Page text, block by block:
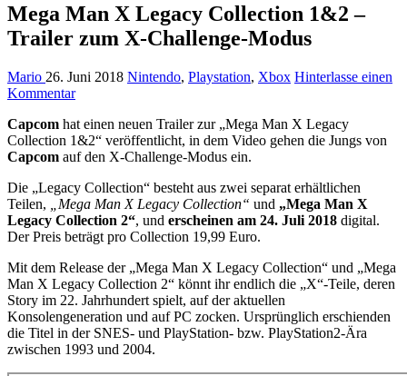
Mega Man X Legacy Collection 1&2 –
Trailer zum X-Challenge-Modus
Mario 26. Juni 2018 Nintendo, Playstation, Xbox Hinterlasse einen
Kommentar
Capcom hat einen neuen Trailer zur „Mega Man X Legacy
Collection 1&2“ veröffentlicht, in dem Video gehen die Jungs von
Capcom auf den X-Challenge-Modus ein.
Die „Legacy Collection“ besteht aus zwei separat erhältlichen
Teilen,
„Mega Man X Legacy Collection“ und „Mega Man X
Legacy Collection 2“, und erscheinen am 24. Juli 2018 digital.
Der Preis beträgt pro Collection 19,99 Euro.
Mit dem Release der „Mega Man X Legacy Collection“ und „Mega
Man X Legacy Collection 2“ könnt ihr endlich die „X“-Teile, deren
Story im 22. Jahrhundert spielt, auf der aktuellen
Konsolengeneration und auf PC zocken. Ursprünglich erschienden
die Titel in der SNES- und PlayStation- bzw. PlayStation2-Ära
zwischen 1993 und 2004.